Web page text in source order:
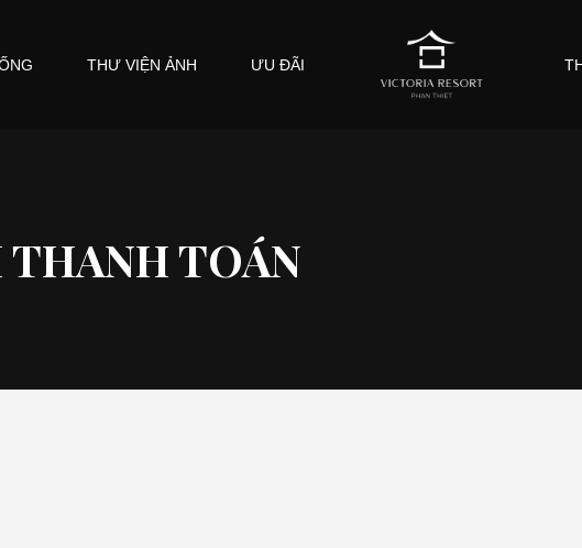
THƯ VIỆN ẢNH ƯU ĐÃI
TOÁN